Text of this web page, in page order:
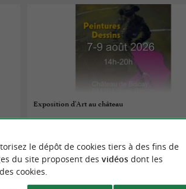
Exposition d'Art au château
Labets-Biscay
le dépôt de cookies tiers à des fins de
du site proposent des vidéosdont les
cookies.